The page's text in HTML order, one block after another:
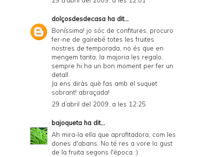
dolçosdesdecasa ha dit...
Boníssima! jo sóc de confitures, procuro
fer-ne de gairebé totes les fruites
nostres de temporada, no és que en
mengem tanta, la majoria les regalo,
sempre hi ha un bon moment per fer un
detall.
Ja ens diràs què fas amb el suquet
sobrant! abraçada!
29 d’abril del 2009, a les 12:25
bajoqueta ha dit...
Ah mira-la ella que aprofitadora, com les
dones d'abans. No té res a vore lo gust
de la fruita segons l'època :)